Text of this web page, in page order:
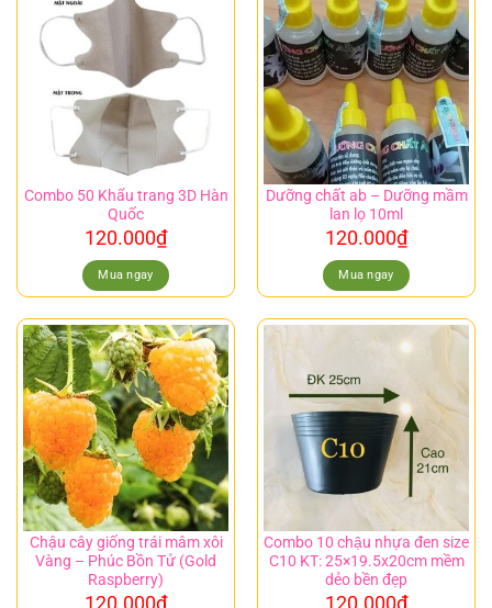
Combo 50 Khẩu trang 3D Hàn
Quốc
120.000₫
Mua ngay
Dưỡng chất ab – Dưỡng mầm
lan lọ 10ml
120.000₫
Mua ngay
Chậu cây giống trái mâm xôi
Vàng – Phúc Bồn Tử (Gold
Raspberry)
120.000₫
Combo 10 chậu nhựa đen size
C10 KT: 25×19.5x20cm mềm
dẻo bền đẹp
120.000₫